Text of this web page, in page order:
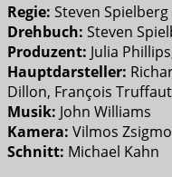
Regie: Steven Spielberg
Drehbuch: Steven
Produzent: Julia
Hauptdarsteller:
Dillon, François Truffaut
Musik: John Williams
Kamera: Vilmos
Schnitt: Michael Kahn